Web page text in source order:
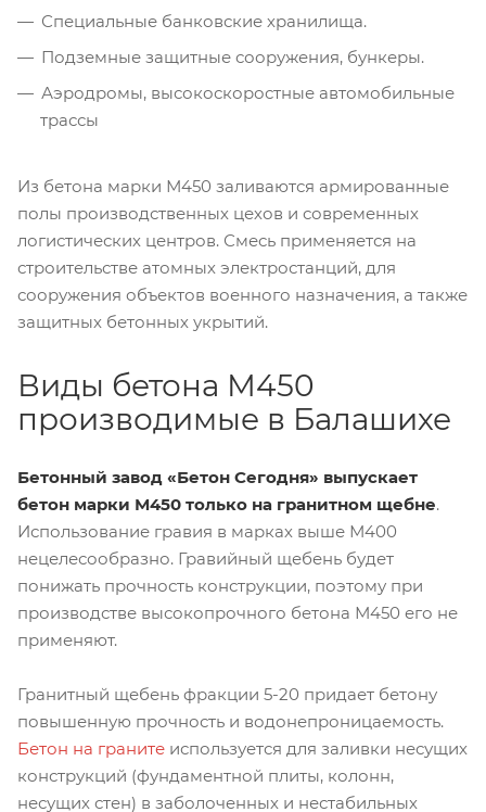
Специальные банковские хранилища.
Подземные защитные сооружения, бункеры.
Аэродромы, высокоскоростные автомобильные
трассы
Из бетона марки М450 заливаются армированные
полы производственных цехов и современных
логистических центров. Смесь применяется на
строительстве атомных электростанций, для
сооружения объектов военного назначения, а также
защитных бетонных укрытий.
Виды бетона М450
производимые в Балашихе
Бетонный завод «Бетон Сегодня» выпускает
бетон марки М450 только на гранитном щебне.
Использование гравия в марках выше М400
нецелесообразно. Гравийный щебень будет
понижать прочность конструкции, поэтому при
производстве высокопрочного бетона М450 его не
применяют.
Гранитный щебень фракции 5-20 придает бетону
повышенную прочность и водонепроницаемость.
Бетон на граните используется для заливки несущих
конструкций (фундаментной плиты, колонн,
несущих стен) в заболоченных и нестабильных